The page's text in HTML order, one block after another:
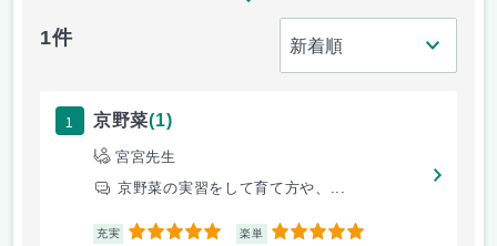
1件
1 京野菜(1)
宮宮先生
京野菜の実習をして育て方や、...
充実 5 楽単 5